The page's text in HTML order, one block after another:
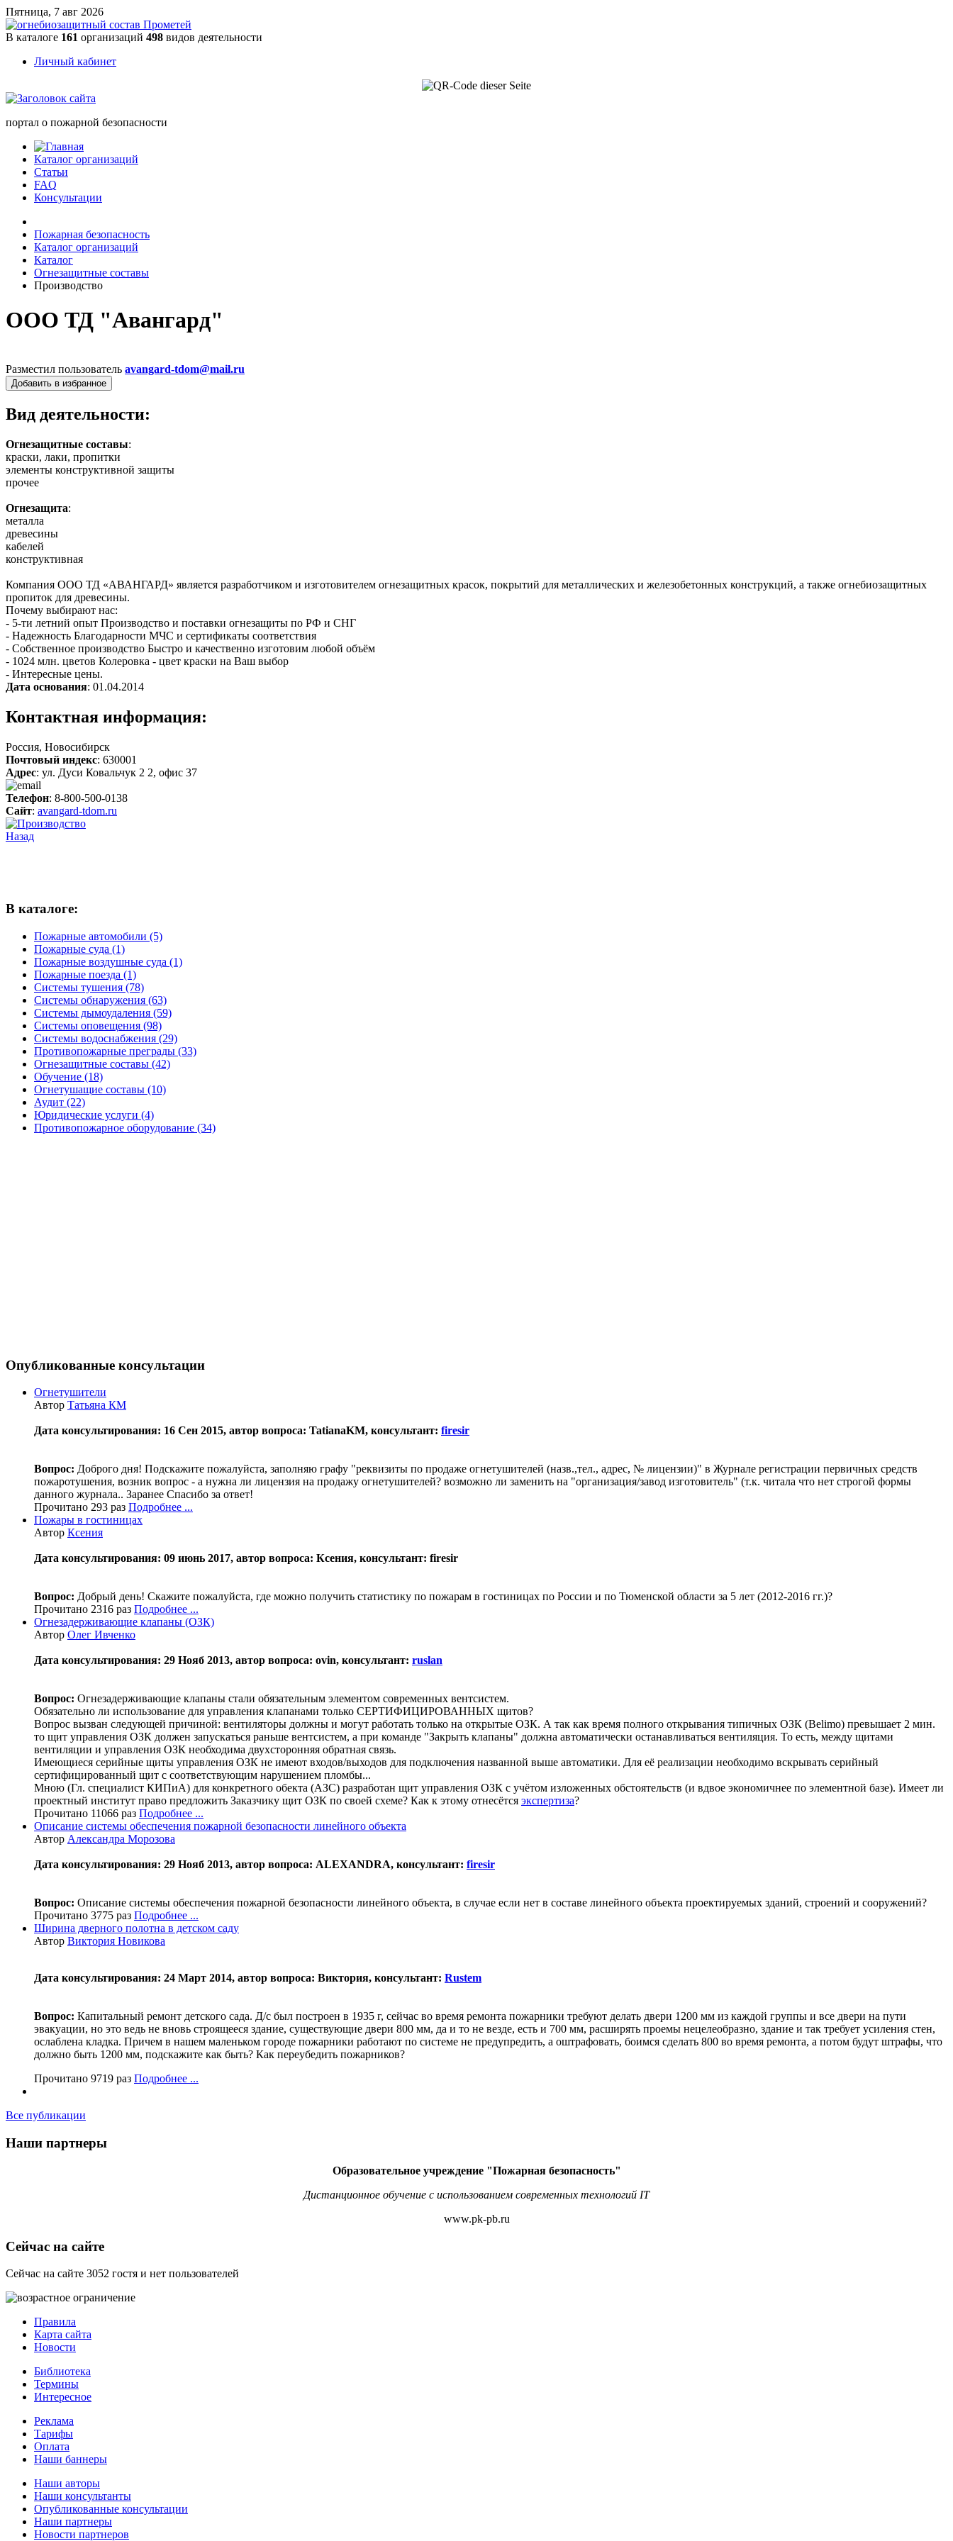
Пятница, 7 авг 2026
В каталоге 161 организаций 498 видов деятельности
Личный кабинет
портал о пожарной безопасности
Каталог организаций
Статьи
FAQ
Консультации
Пожарная безопасность
Каталог организаций
Каталог
Огнезащитные составы
Производство
ООО ТД "Авангард"
Разместил пользователь avangard-tdom@mail.ru
Добавить в избранное
Вид деятельности:
Огнезащитные составы:
краски, лаки, пропитки
элементы конструктивной защиты
прочее
Огнезащита:
металла
древесины
кабелей
конструктивная
Компания ООО ТД «АВАНГАРД» является разработчиком и изготовителем огнезащитных красок, покрытий для металлических и железобетонных конструкций, а также огнебиозащитных
пропиток для древесины.
Почему выбирают нас:
- 5-ти летний опыт Производство и поставки огнезащиты по РФ и СНГ
- Надежность Благодарности МЧС и сертификаты соответствия
- Собственное производство Быстро и качественно изготовим любой объём
- 1024 млн. цветов Колеровка - цвет краски на Ваш выбор
- Интересные цены.
Дата основания: 01.04.2014
Контактная информация:
Россия, Новосибирск
Почтовый индекс: 630001
Адрес: ул. Дуси Ковальчук 2 2, офис 37
Телефон: 8-800-500-0138
Сайт: avangard-tdom.ru
Назад
В каталоге:
Пожарные автомобили (5)
Пожарные суда (1)
Пожарные воздушные суда (1)
Пожарные поезда (1)
Системы тушения (78)
Системы обнаружения (63)
Системы дымоудаления (59)
Системы оповещения (98)
Системы водоснабжения (29)
Противопожарные преграды (33)
Огнезащитные составы (42)
Обучение (18)
Огнетушащие составы (10)
Аудит (22)
Юридические услуги (4)
Противопожарное оборудование (34)
Опубликованные консультации
Огнетушители
Автор Татьяна КМ
Дата консультирования: 16 Сен 2015, автор вопроса: TatianaKM, консультант: firesir
Вопрос: Доброго дня! Подскажите пожалуйста, заполняю графу "реквизиты по продаже огнетушителей (назв.,тел., адрес, № лицензии)" в Журнале регистрации первичных средств
пожаротушения, возник вопрос - а нужна ли лицензия на продажу огнетушителей? возможно ли заменить на "организация/завод изготовитель" (т.к. читала что нет строгой формы
данного журнала.. Заранее Спасибо за ответ!
Прочитано 293 раз Подробнее ...
Пожары в гостиницах
Автор Ксения
Дата консультирования: 09 июнь 2017, автор вопроса: Ксения, консультант: firesir
Вопрос: Добрый день! Скажите пожалуйста, где можно получить статистику по пожарам в гостиницах по России и по Тюменской области за 5 лет (2012-2016 гг.)?
Прочитано 2316 раз Подробнее ...
Огнезадерживающие клапаны (ОЗК)
Автор Олег Ивченко
Дата консультирования: 29 Нояб 2013, автор вопроса: ovin, консультант: ruslan
Вопрос: Огнезадерживающие клапаны стали обязательным элементом современных вентсистем.
Обязательно ли использование для управления клапанами только СЕРТИФИЦИРОВАННЫХ щитов?
Вопрос вызван следующей причиной: вентиляторы должны и могут работать только на открытые ОЗК. А так как время полного открывания типичных ОЗК (Belimo) превышает 2 мин.
то щит управления ОЗК должен запускаться раньше вентсистем, а при команде "Закрыть клапаны" должна автоматически останавливаться вентиляция. То есть, между щитами
вентиляции и управления ОЗК необходима двухсторонняя обратная связь.
Имеющиеся серийные щиты управления ОЗК не имеют входов/выходов для подключения названной выше автоматики. Для её реализации необходимо вскрывать серийный
сертифицированный щит с соответствующим нарушением пломбы...
Мною (Гл. специалист КИПиА) для конкретного обекта (АЗС) разработан щит управления ОЗК с учётом изложенных обстоятельств (и вдвое экономичнее по элементной базе). Имеет ли
проектный институт право предложить Заказчику щит ОЗК по своей схеме? Как к этому отнесётся экспертиза?
Прочитано 11066 раз Подробнее ...
Описание системы обеспечения пожарной безопасности линейного объекта
Автор Александра Морозова
Дата консультирования: 29 Нояб 2013, автор вопроса: ALEXANDRA, консультант: firesir
Вопрос: Описание системы обеспечения пожарной безопасности линейного объекта, в случае если нет в составе линейного объекта проектируемых зданий, строений и сооружений?
Прочитано 3775 раз Подробнее ...
Ширина дверного полотна в детском саду
Автор Виктория Новикова
Дата консультирования: 24 Март 2014, автор вопроса: Виктория, консультант: Rustem
Вопрос: Капитальный ремонт детского сада. Д/с был построен в 1935 г, сейчас во время ремонта пожарники требуют делать двери 1200 мм из каждой группы и все двери на пути
эвакуации, но это ведь не вновь строящееся здание, существующие двери 800 мм, да и то не везде, есть и 700 мм, расширять проемы нецелеобразно, здание и так требует усиления стен,
ослаблена кладка. Причем в нашем маленьком городе пожарники работают по системе не предупредить, а оштрафовать, боимся сделать 800 во время ремонта, а потом будут штрафы, что
должно быть 1200 мм, подскажите как быть? Как переубедить пожарников?
Прочитано 9719 раз Подробнее ...
Все публикации
Наши партнеры
Образовательное учреждение "Пожарная безопасность"
Дистанционное обучение с использованием современных технологий IT
www.pk-pb.ru
Сейчас на сайте
Сейчас на сайте 3052 гостя и нет пользователей
Правила
Карта сайта
Новости
Библиотека
Термины
Интересное
Реклама
Тарифы
Оплата
Наши баннеры
Наши авторы
Наши консультанты
Опубликованные консультации
Наши партнеры
Новости партнеров